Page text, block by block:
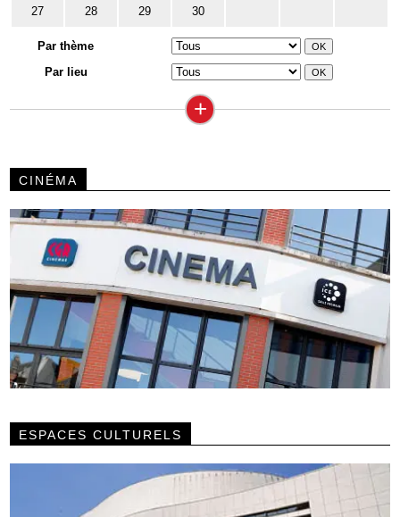
27 28 29 30
Par thème
Par lieu
+
CINÉMA
ESPACES CULTURELS